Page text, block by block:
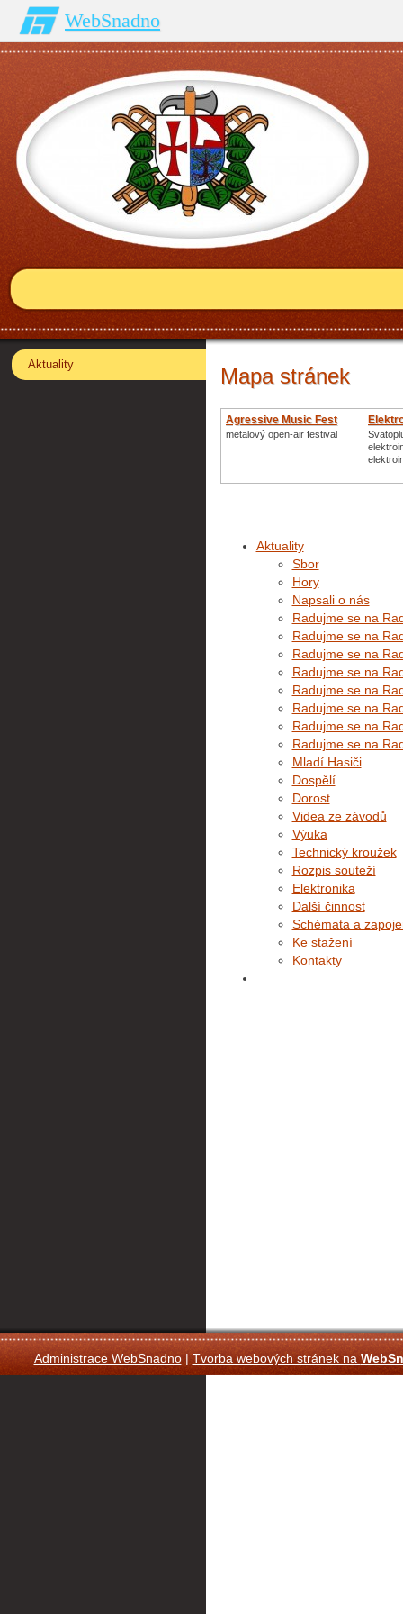
WebSnadno
Mapa stránek
Agressive Music Fest
metalový open-air festival
Aktuality
Sbor
Hory
Napsali o nás
Radujme se na
Radujme se na
Radujme se na
Radujme se na
Radujme se na
Radujme se na
Radujme se na
Radujme se na
Mladí Hasiči
Dospělí
Dorost
Videa ze závodů
Výuka
Technický kroužek
Rozpis souteží
Elektronika
Další činnost
Schémata a
Ke stažení
Kontakty
Aktuality
Administrace WebSnadno|Tvorba webových stránek na